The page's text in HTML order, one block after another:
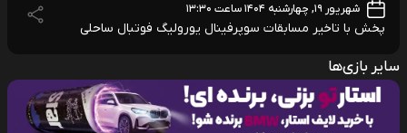
شهریور ۱۹, چهارشنبه ۱۴۰۴ ساعت ۱۳:۳۰
پخش با تاخیر مسابقات سوپرفینال یورولیگ فوتبال ساحلی
سایر بازی‌ها